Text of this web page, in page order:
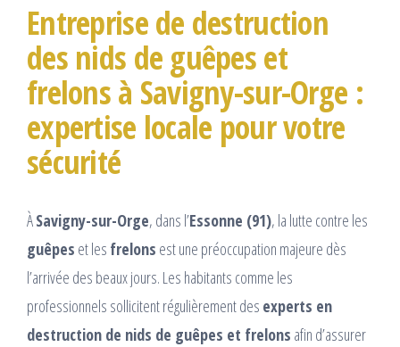
Entreprise de destruction
des nids de guêpes et
frelons à Savigny-sur-Orge :
expertise locale pour votre
sécurité
ÀSavigny-sur-Orge, dans l’Essonne (91), la lutte contre les
guêpes et les frelons est une préoccupation majeure dès
l’arrivée des beaux jours. Les habitants comme les
professionnels sollicitent régulièrement des experts en
destruction de nids de guêpes et frelons afin d’assurer